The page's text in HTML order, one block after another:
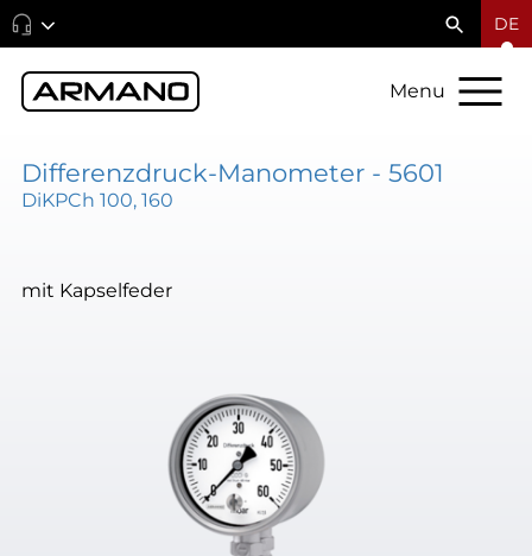
DE
Menu
Differenzdruck-Manometer - 5601
DiKPCh 100, 160
mit Kapselfeder